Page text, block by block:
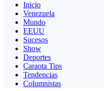
Inicio
Venezuela
Mundo
EEUU
Sucesos
Show
Deportes
Caraota Tips
Tendencias
Columnistas